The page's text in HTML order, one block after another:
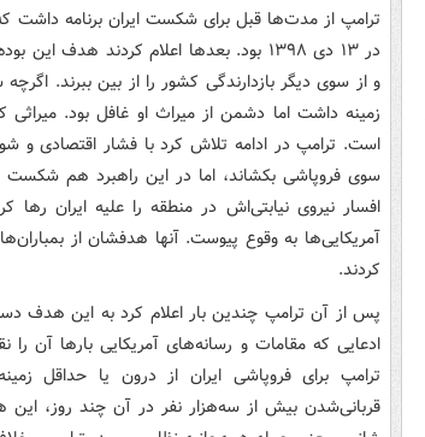
ترامپ از مدت‌ها قبل برای شکست ایران برنامه داشت
در ۱۳ دی ۱۳۹۸ بود. بعدها اعلام کردند
و از سوی دیگر بازدارندگی کشور را از بین ببرند.
زمینه داشت اما دشمن از میراث او غافل بود. میراثی
است. ترامپ در ادامه تلاش کرد با فشار اقتصادی و
آمریکایی‌ها به وقوع پیوست. آنها هدفشان از
کردند.
پس از آن ترامپ چندین بار اعلام کرد به این هدف
ادعایی که مقامات و رسانه‌های آمریکایی بارها آن
ترامپ برای فروپاشی ایران از درون یا حداقل
قربانی‌شدن بیش از سه‌هزار نفر در آن چند روز،